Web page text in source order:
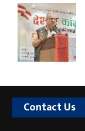
Contact Us